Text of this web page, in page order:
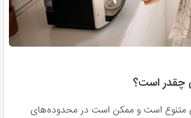
چقدر است؟
متنوع است و ممکن است در محدوده‌های